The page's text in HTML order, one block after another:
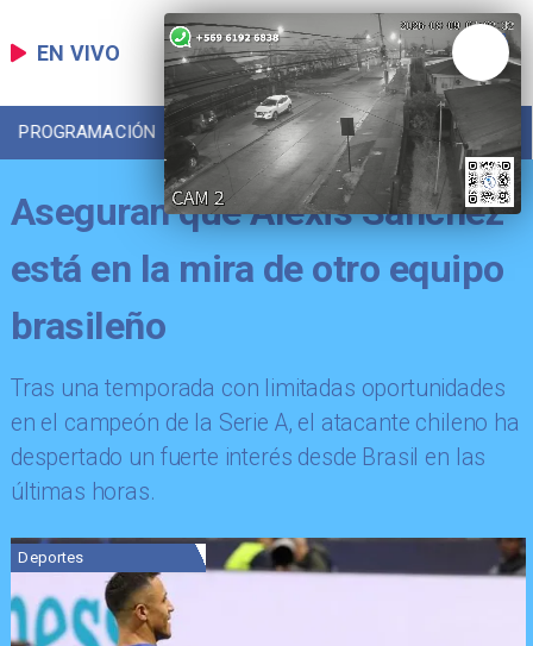
EN VIVO
PROGRAMACIÓN LOCAL DEPORTES
Aseguran que Alexis Sánchez
está en la mira de otro equipo
brasileño
​Tras una temporada con limitadas oportunidades
en el campeón de la Serie A, el atacante chileno ha
despertado un fuerte interés desde Brasil en las
últimas horas.
Deportes